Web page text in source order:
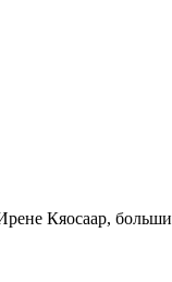
Кяосаар,